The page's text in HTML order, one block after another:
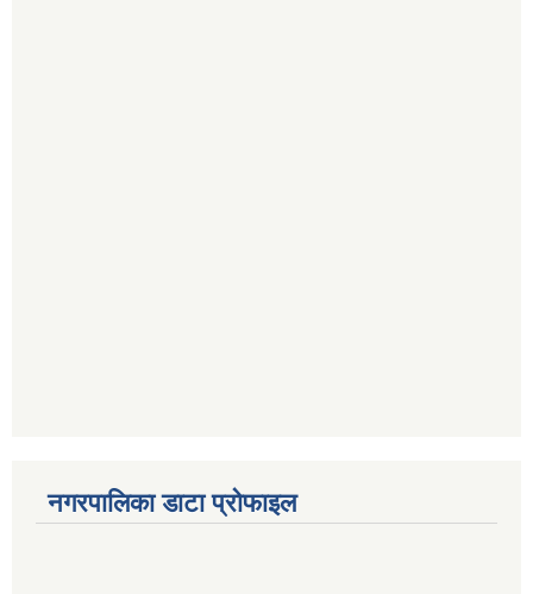
नगरपालिका डाटा प्रोफाइल